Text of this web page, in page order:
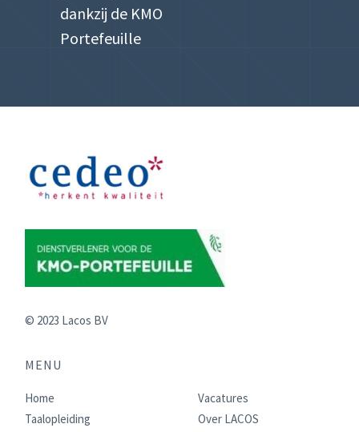
dankzij de KMO
Portefeuille
© 2023 Lacos BV
MENU
Home
Taalopleiding
Vacatures
Over LACOS